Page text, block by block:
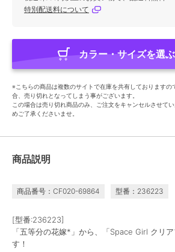
特別配送料について
カラー・サイズを選ぶ
※こちらの商品は複数のサイトで在庫を共有しておりますの
合、売り切れとなってしまう事がございます。
この場合は売り切れ商品のみ、ご注文をキャンセルさせて
めご了承くださいませ。
商品説明
商品番号：CF020-69864 型番：236223
[型番:236223]
「五等分の花嫁*」から、「Space Girl クリ
す！